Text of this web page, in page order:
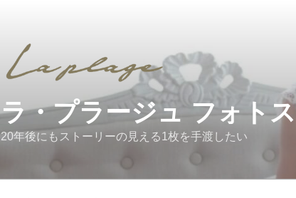
ラ・プラージュ フォト
20年後にもストーリーの見える1枚を手渡したい